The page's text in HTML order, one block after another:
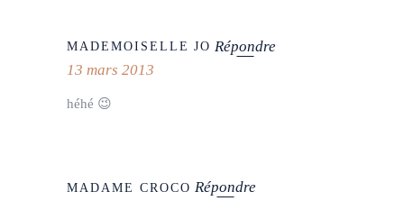
MADEMOISELLE JO Répondre
13 mars 2013
héhé 😉
MADAME CROCO Répondre